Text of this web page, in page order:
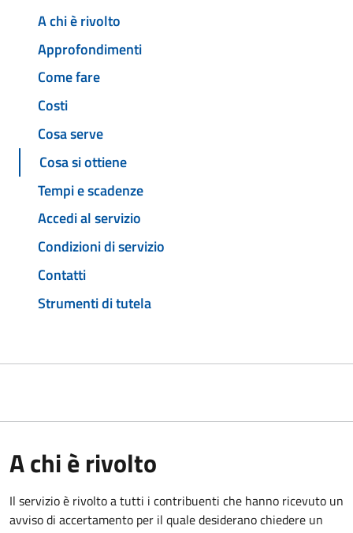
A chi è rivolto
Approfondimenti
Come fare
Costi
Cosa serve
Cosa si ottiene
Tempi e scadenze
Accedi al servizio
Condizioni di servizio
Contatti
Strumenti di tutela
A chi è rivolto
Il servizio è rivolto a tutti i contribuenti che hanno ricevuto un
avviso di accertamento per il quale desiderano chiedere un